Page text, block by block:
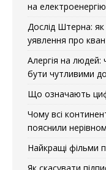
на електроенергію
Дослід Штерна: як
уявлення про
Алергія на людей:
бути чутливими
Що означають
Чому всі
пояснили
Найкращі фільми